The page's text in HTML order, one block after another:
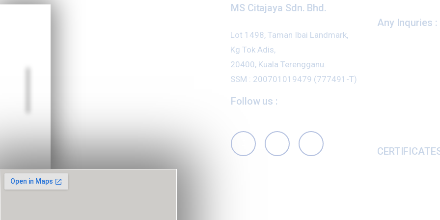
MS Citajaya Sdn. Bhd.
Lot 1498, Taman Ibai Landmark,
Kg Tok Adis,
20400, Kuala Terengganu.
SSM : 200701019479 (777491-T)
Follow us :
Any Inquries :